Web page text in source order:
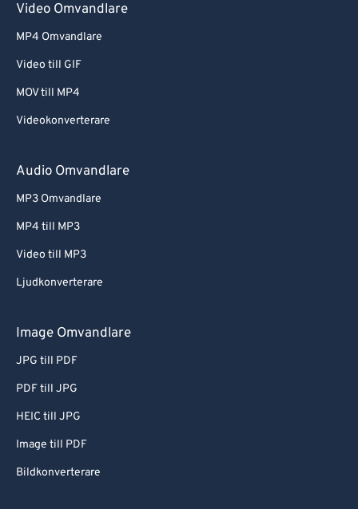
Video Omvandlare
MP4 Omvandlare
Video till GIF
MOV till MP4
Videokonverterare
Audio Omvandlare
MP3 Omvandlare
MP4 till MP3
Video till MP3
Ljudkonverterare
Image Omvandlare
JPG till PDF
PDF till JPG
HEIC till JPG
Image till PDF
Bildkonverterare